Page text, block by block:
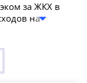
за ЖКХ в
на
банка и
все платежи,
оборота по
2026 года и
заявкой.